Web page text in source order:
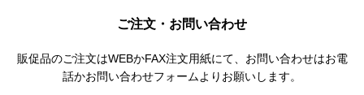
ご注文・お問い合わせ
販促品のご注文はWEBかFAX注文用紙にて、お問い合わせはお電
話かお問い合わせフォームよりお願いします。